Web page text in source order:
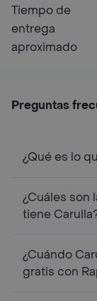
Tiempo de
entrega
aproximado
Preguntas
¿Qué es lo
¿Cuáles son
tiene
¿Cuándo
gratis con